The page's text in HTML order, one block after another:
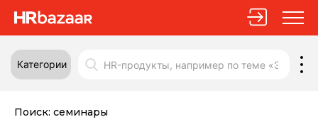
Категории
Поиск: семинары